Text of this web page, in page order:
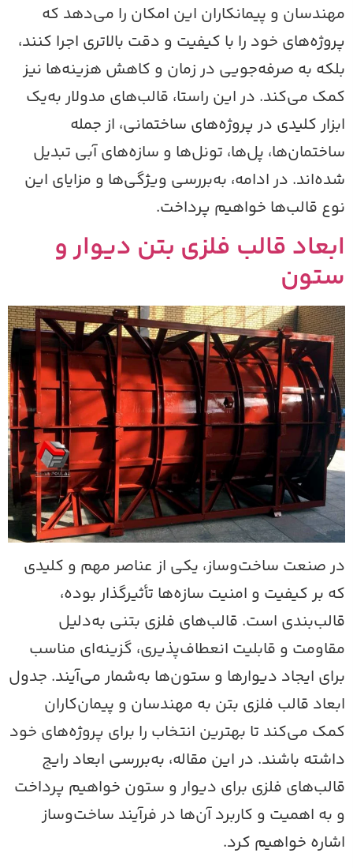
و پیمانکاران این امکان را می‌دهد که
خود را با کیفیت و دقت بالاتری اجرا کنند،
به صرفه‌جویی در زمان و کاهش هزینه‌ها نیز
می‌کند. در این راستا، قالب‌های مدولار به‌یک
کلیدی در پروژه‌های ساختمانی، از جمله
پل‌ها، تونل‌ها و سازه‌های آبی تبدیل
در ادامه، به‌بررسی ویژگی‌ها و مزایای این
قالب‌ها خواهیم پرداخت.
قالب فلزی بتن دیوار و
صنعت ساخت‌وساز، یکی از عناصر مهم و کلیدی
بر کیفیت و امنیت سازه‌ها تأثیرگذار بوده،
است. قالب‌های فلزی بتنی به‌دلیل
و قابلیت انعطاف‌پذیری، گزینه‌ای مناسب
ایجاد دیوارها و ستون‌ها به‌شمار می‌آیند. جدول
قالب فلزی بتن به مهندسان و پیمان‌کاران
می‌کند تا بهترین انتخاب را برای پروژه‌های خود
باشند. در این مقاله، به‌بررسی ابعاد رایج
فلزی برای دیوار و ستون خواهیم پرداخت
به اهمیت و کاربرد آن‌ها در فرآیند ساخت‌وساز
خواهیم کرد.